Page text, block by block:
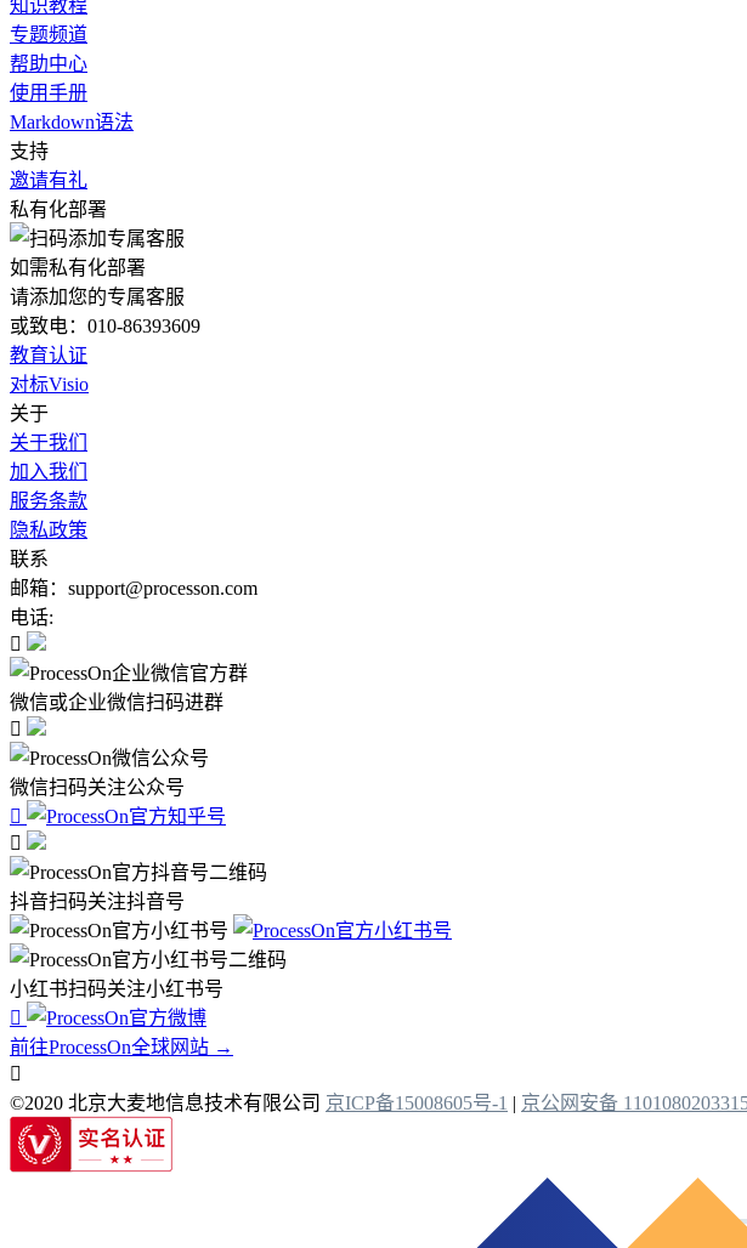
知识教程
专题频道
帮助中心
使用手册
Markdown语法
支持
邀请有礼
私有化部署
如需私有化部署
请添加您的专属客服
或致电：010-86393609
教育认证
对标Visio
关于
关于我们
加入我们
服务条款
隐私政策
联系
邮箱：support@processon.com
电话:

微信或企业微信扫码进群

微信扫码关注公众号


抖音扫码关注抖音号
小红书扫码关注小红书号

前往ProcessOn全球网站 →

©2020 北京大麦地信息技术有限公司 京ICP备15008605号-1 | 京公网安备